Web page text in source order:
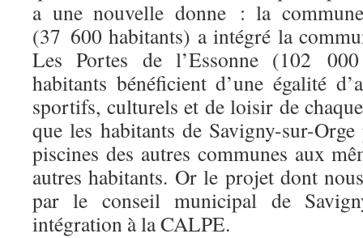
a une nouvelle donne : la
(37 600 habitants) a intégré la
Les Portes de l’Essonne (102
habitants bénéficient d’une égalité
sportifs, culturels et de loisir de
que les habitants de Savigny-sur-
piscines des autres communes aux
autres habitants. Or le projet dont
par le conseil municipal de
intégration à la CALPE.